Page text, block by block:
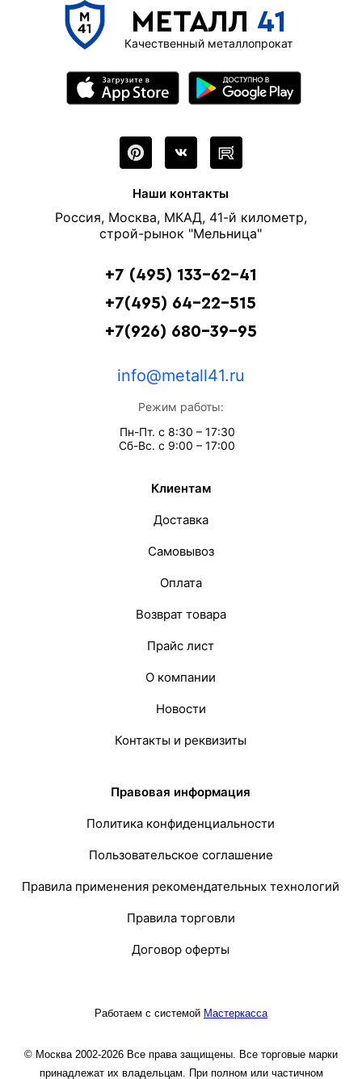
МЕТАЛЛ 41
Качественный металлопрокат
Наши контакты
Россия, Москва, МКАД, 41-й километр,
строй-рынок "Мельница"
+7 (495) 133-62-41
+7(495) 64-22-515
+7(926) 680-39-95
info@metall41.ru
Режим работы:
Пн-Пт. с 8:30 – 17:30
Сб-Вс. с 9:00 – 17:00
Клиентам
Доставка
Самовывоз
Оплата
Возврат товара
Прайс лист
О компании
Новости
Контакты и реквизиты
Правовая информация
Политика конфиденциальности
Пользовательское соглашение
Правила применения рекомендательных технологий
Правила торговли
Договор оферты
Работаем с системой Мастеркасса
© Москва 2002-2026 Все права защищены. Все торговые марки
принадлежат их владельцам. При полном или частичном